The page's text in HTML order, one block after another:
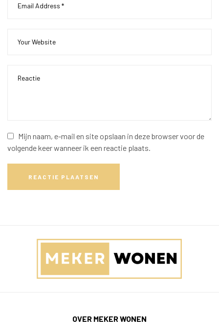
Mijn naam, e-mail en site opslaan in deze browser voor de
volgende keer wanneer ik een reactie plaats.
REACTIE PLAATSEN
OVER MEKER WONEN